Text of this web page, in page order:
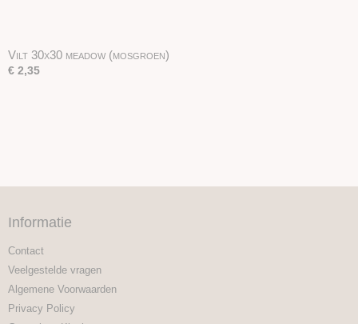
Vilt 30x30 meadow (mosgroen)
€ 2,35
Informatie
Contact
Veelgestelde vragen
Algemene Voorwaarden
Privacy Policy